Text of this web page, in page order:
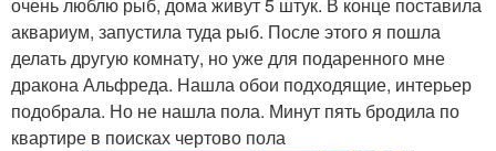
аквариум, запустила туда рыб. После этого я пошла
делать другую комнату, но уже для подаренного мне
дракона Альфреда. Нашла обои подходящие, интерьер
подобрала. Но не нашла пола. Минут пять бродила по
квартире в поисках чертово пола